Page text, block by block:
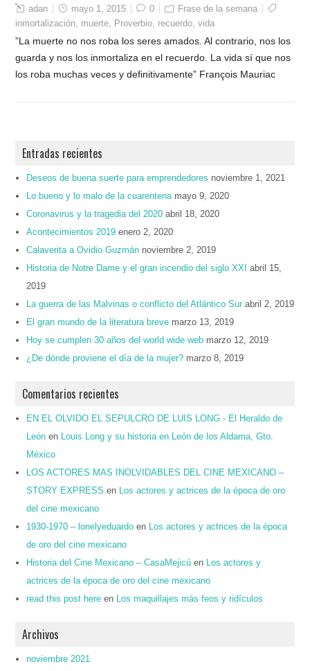
adan mayo 1, 2015 0
Frase de la semana
inmortalización muerte Proverbio recuerdo ,vida
”La muerte no nos roba los seres amados. Al contrario, nos los
guarda y nos los inmortaliza en el recuerdo. La vida sí que nos
los roba muchas veces y definitivamente” François Mauriac
Entradas recientes
Deseos de buena suerte para emprendedores noviembre 1, 2021
Lo bueno y lo malo de la cuarentena mayo 9, 2020
Coronavirus y la tragedia del 2020 abril 18, 2020
Acontecimientos 2019 enero 2, 2020
Calaverita a Ovidio Guzmán noviembre 2, 2019
Historia de Notre Dame y el gran incendio del siglo XXI
abril 15,
2019
La guerra de las Malvinas o conflicto del Atlántico Sur abril 2, 2019
El gran mundo de la literatura breve marzo 13, 2019
Hoy se cumplen 30 años del world wide web marzo 12, 2019
¿De dónde proviene el día de la mujer? marzo 8, 2019
Comentarios recientes
EN EL OLVIDO EL SEPULCRO DE LUIS LONG - El Heraldo de
León en
Louis Long y su historia en León de los Aldama, Gto.
México
LOS ACTORES MAS INOLVIDABLES DEL CINE MEXICANO –
STORY EXPRESS en
Los actores y actrices de la época de oro
del cine mexicano
1930-1970 – lonelyeduardo en
Los actores y actrices de la época
de oro del cine mexicano
Historia del Cine Mexicano – CasaMejicú en
Los actores y
actrices de la época de oro del cine mexicano
read this post here en Los maquillajes más feos y ridículos
Archivos
noviembre 2021